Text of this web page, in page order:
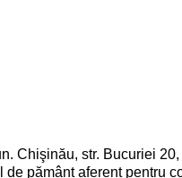
Chişinău, str. Bucuriei
pământ aferent pentru